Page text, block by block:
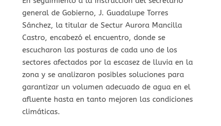
general de Gobierno, J. Guadalupe Torres
Sánchez, la titular de Sectur Aurora Mancilla
Castro, encabezó el encuentro, donde se
escucharon las posturas de cada uno de los
sectores afectados por la escasez de lluvia en la
zona y se analizaron posibles soluciones para
garantizar un volumen adecuado de agua en el
afluente hasta en tanto mejoren las condiciones
climáticas.